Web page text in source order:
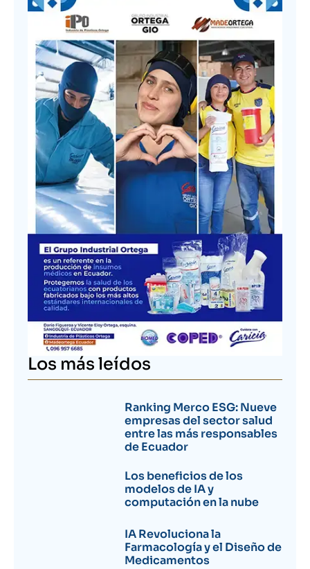
Los más leídos
Ranking Merco ESG: Nueve
empresas del sector salud
entre las más responsables
de Ecuador
Los beneficios de los
modelos de IA y
computación en la nube
IA Revoluciona la
Farmacología y el Diseño de
Medicamentos